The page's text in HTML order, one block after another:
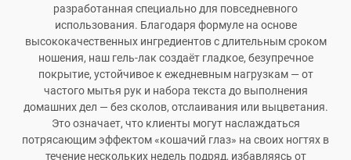
разработанная специально для повседневного
использования. Благодаря формуле на основе
высококачественных ингредиентов с длительным сроком
ношения, наш гель-лак создаёт гладкое, безупречное
покрытие, устойчивое к ежедневным нагрузкам — от
частого мытья рук и набора текста до выполнения
домашних дел — без сколов, отслаивания или выцветания.
Это означает, что клиенты могут наслаждаться
потрясающим эффектом «кошачий глаз» на своих ногтях в
течение нескольких недель подряд, избавляясь от